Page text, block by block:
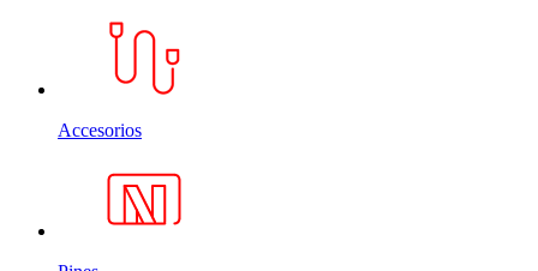
Accesorios